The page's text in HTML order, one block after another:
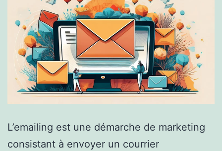
L’emailing est une démarche de marketing
consistant à envoyer un courrier